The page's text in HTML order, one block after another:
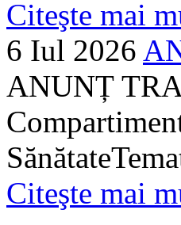
Citeşte mai
6 Iul 2026
ANUNȚ
Citeşte mai